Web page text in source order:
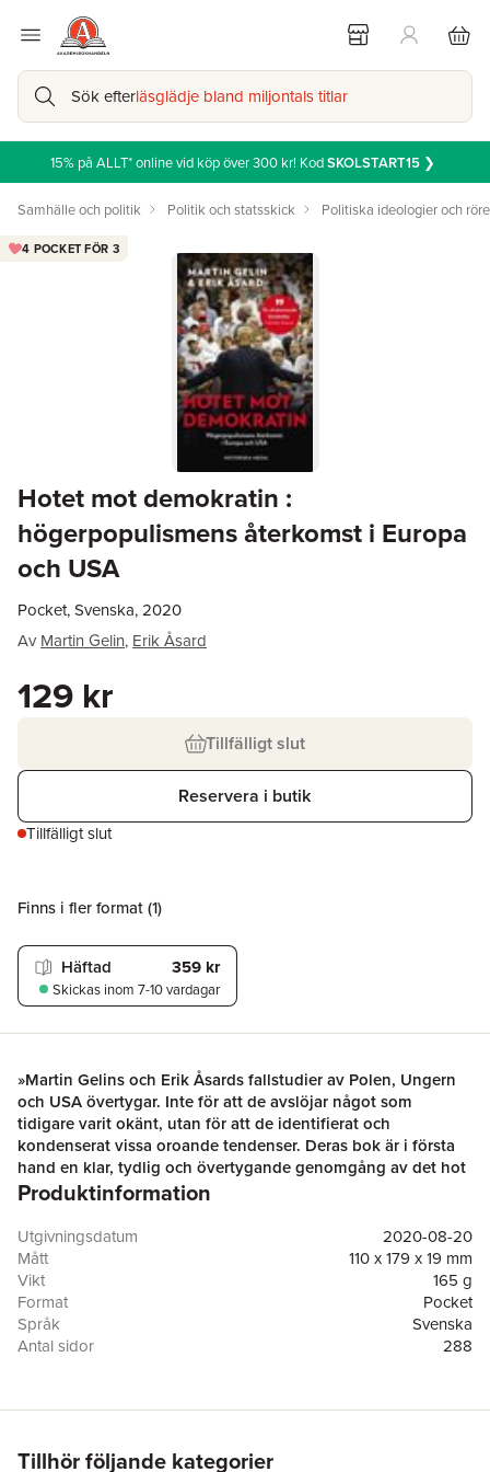
Sök efterläsglädje bland miljontals titlar
15% på ALLT* online vid köp över 300 kr! KodSKOLSTART15 ❯
Samhälle och politik Politik och statsskick Politiska ideologier och
Hotet mot demokratin :
högerpopulismens återkomst i Europa
och USA
4 POCKET FÖR 3
Pocket, Svenska, 2020
Av Martin Gelin, Erik Åsard
129 kr
Tillfälligt slut
Reservera i butik
Tillfälligt slut
Finns i fler format (1)
Häftad 359 kr
Skickas inom 7-10 vardagar
»Martin Gelins och Erik Åsards fallstudier av Polen, Ungern
och USA övertygar. Inte för att de avslöjar något som
tidigare varit okänt, utan för att de identifierat och
kondenserat vissa oroande tendenser. Deras bok är i första
hand en klar, tydlig och övertygande genomgång av det hot
som ligger i högerpopulismens dna.«
högerpopulismen.
Alltsedan början av 2000-talet har populistiska partier gått
starkt framåt inte bara i Europa utan även i övriga världen.
Framgångarna har i många fall ritat om ländernas politiska
landskap och skapat nya ledarfigurer som Viktor Orbán i
Ungern, Rodrigo Duterte i Filippinerna och Donald Trump i
demokratinär en skarpsynt skildring av högerpopulismens
USA? Är högerpopulismen ett reellt hot mot demokratin? Och
Produktinformation
Utgivningsdatum
2020-08-20
Mått
110 x 179 x 19 mm
Vikt
165 g
Format
Pocket
Språk
Svenska
Antal sidor
288
Tillhör följande kategorier